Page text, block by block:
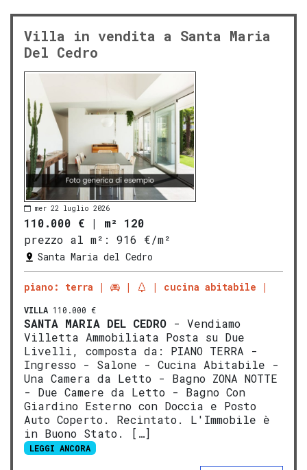
Villa in vendita a Santa Maria
Del Cedro
mer 22 luglio 2026
110.000 € | m² 120
prezzo al m²:
916 €/m²
Santa Maria del Cedro
piano: terra cucina abitabile
VILLA 110.000 €
SANTA MARIA DEL CEDRO - Vendiamo
Villetta Ammobiliata Posta su Due
Livelli, composta da: PIANO TERRA -
Ingresso - Salone - Cucina Abitabile -
Una Camera da Letto - Bagno ZONA NOTTE
- Due Camere da Letto - Bagno Con
Giardino Esterno con Doccia e Posto
Auto Coperto. Recintato. L'Immobile è
in Buono Stato. […]
LEGGI ANCORA